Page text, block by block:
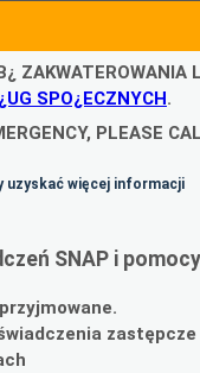
SPO¿ECZNYCH.
PLEASE
uzyskać więcej informacji
SNAP i